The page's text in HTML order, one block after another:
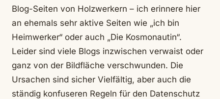
Blog-Seiten von Holzwerkern – ich erinnere hier
an ehemals sehr aktive Seiten wie „ich bin
Heimwerker“ oder auch „Die Kosmonautin“.
Leider sind viele Blogs inzwischen verwaist oder
ganz von der Bildfläche verschwunden. Die
Ursachen sind sicher Vielfältig, aber auch die
ständig konfuseren Regeln für den Datenschutz